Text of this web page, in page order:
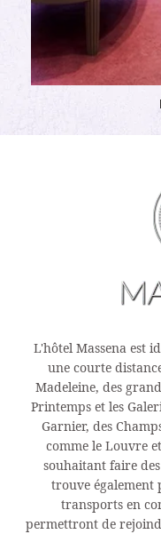
L'hôtel Massena est
une courte
Madeleine, des
Printemps et les
Garnier, des
comme le Louvre
souhaitant faire
trouve également
transports en
permettront de